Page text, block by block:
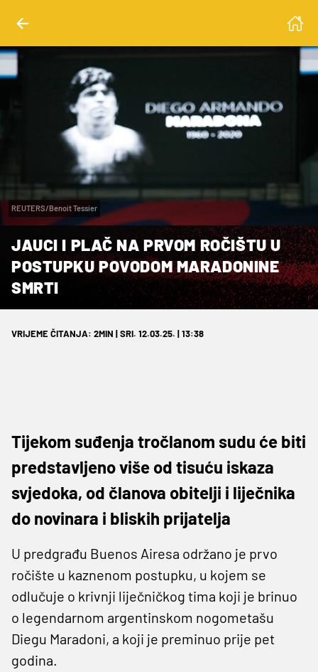
REUTERS/Benoit Tessier
JAUCI I PLAČ NA PRVOM ROČIŠTU U
POSTUPKU POVODOM MARADONINE
SMRTI
VRIJEME ČITANJA: 2MIN | SRI. 12.03.25. | 13:38
Tijekom suđenja tročlanom sudu će biti
predstavljeno više od tisuću iskaza
svjedoka, od članova obitelji i liječnika
do novinara i bliskih prijatelja
U predgrađu Buenos Airesa održano je prvo
ročište u kaznenom postupku, u kojem se
odlučuje o krivnji liječničkog tima koji je brinuo
o legendarnom argentinskom nogometašu
Diegu Maradoni, a koji je preminuo prije pet
godina.